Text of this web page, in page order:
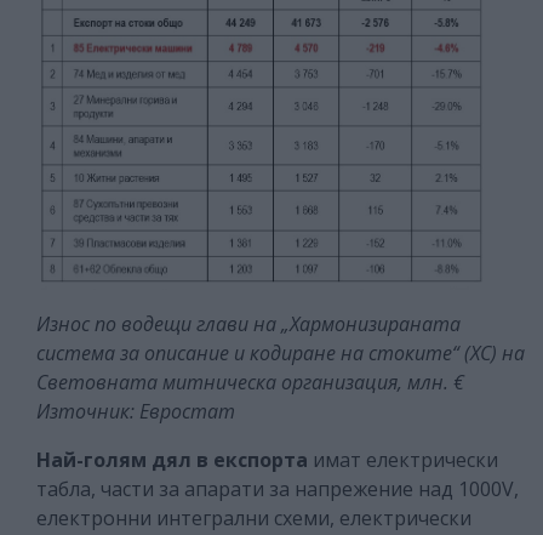
Износ по водещи глави на „Хармонизираната
система за описание и кодиране на стоките“ (ХС) на
Световната митническа организация, млн. €
Източник: Евростат
Най-голям дял в експорта имат електрически
табла, части за апарати за напрежение над 1000V,
електронни интегрални схеми, електрически